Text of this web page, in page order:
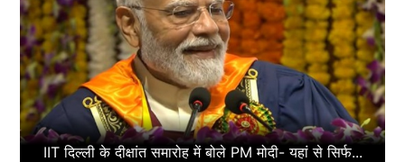
IIT दिल्ली के दीक्षांत समारोह में बोले PM मोदी- यहां से सिर्फ...